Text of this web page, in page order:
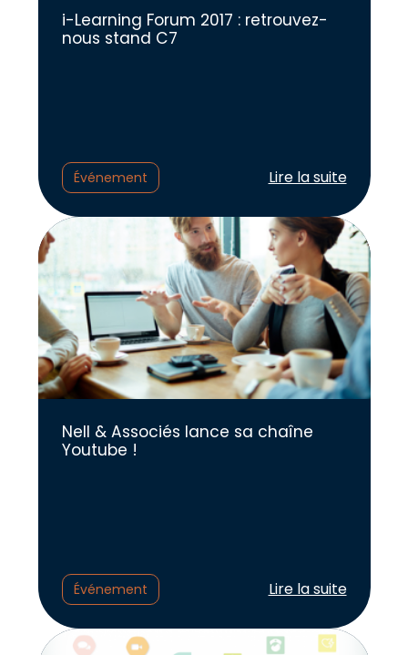
i-Learning Forum 2017 : retrouvez-
nous stand C7
Événement Lire l'article :
Lire la suite
Nell & Associés lance sa chaîne
Youtube !
Événement Lire l'article :
Lire la suite